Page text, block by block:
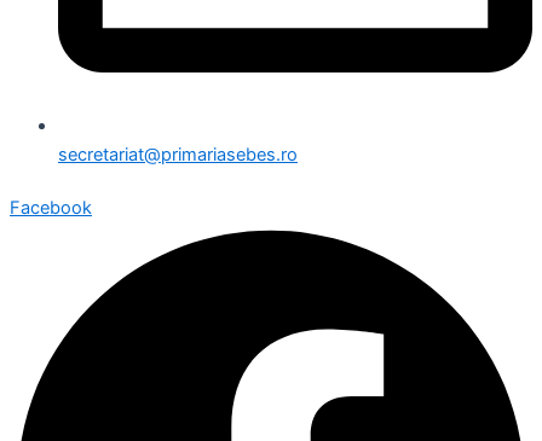
secretariat@primariasebes.ro
Facebook